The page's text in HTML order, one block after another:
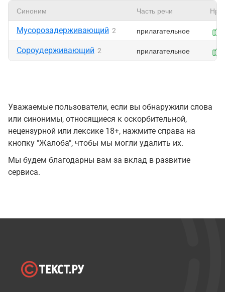
Синоним Часть речи
Мусорозадерживающий 2 прилагательное
Сороудерживающий 2 прилагательное
Уважаемые пользователи, если вы обнаружили слова
или синонимы, относящиеся к оскорбительной,
нецензурной или лексике 18+, нажмите справа на
кнопку "Жалоба", чтобы мы могли удалить их.
Мы будем благодарны вам за вклад в развитие
сервиса.